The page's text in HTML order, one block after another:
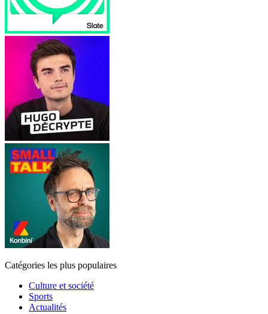
Catégories les plus populaires
Culture et société
Sports
Actualités